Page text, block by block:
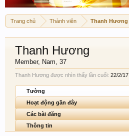
Trang chủ Thành viên Thanh Hương
Thanh Hương
Member, Nam, 37
Thanh Hương được nhìn thấy lần cuối: 22/2/17
Tường
Hoạt động gần đây
Các bài đăng
Thông tin